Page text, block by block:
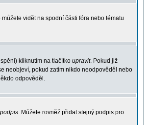
vidět na spodní části fóra nebo tématu
kliknutím na tlačítko upravit. Pokud již
neobjeví, pokud zatím nikdo neodpověděl nebo
odpověděl.
. Můžete rovněž přidat stejný podpis pro